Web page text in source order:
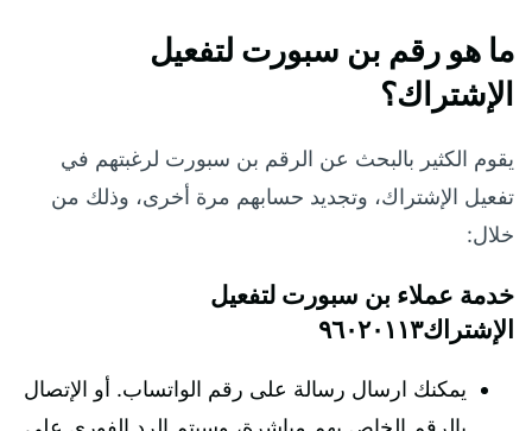
ما هو رقم بن سبورت لتفعيل
الإشتراك؟
يقوم الكثير بالبحث عن الرقم بن سبورت لرغبتهم في
تفعيل الإشتراك، وتجديد حسابهم مرة أخرى، وذلك من
خلال:
خدمة عملاء بن سبورت لتفعيل
الإشتراك٩٦٠٢٠١١٣
يمكنك ارسال رسالة على رقم الواتساب. أو الإتصال